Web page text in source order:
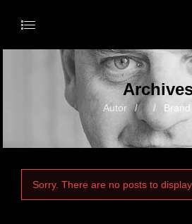
Autor / /
Sorry. There are no posts to display